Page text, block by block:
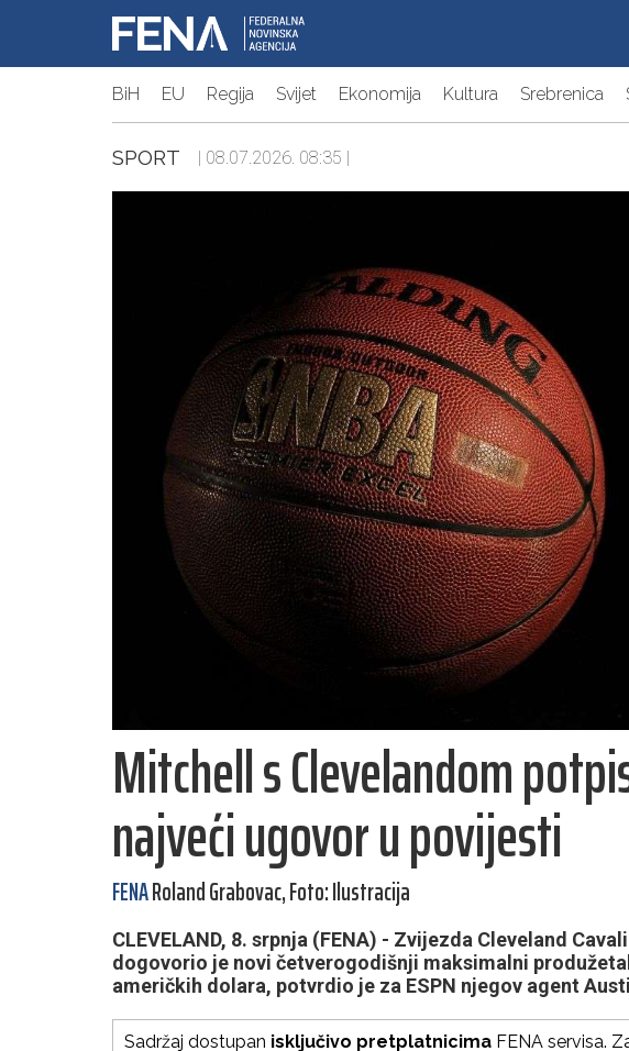
BiH EU Regija Svijet Ekonomija Kultura Srebrenica
SPORT | 08.07.2026. 08:35 |
Mitchell s Clevelandom
najveći ugovor u povijesti
FENARoland Grabovac, Foto: Ilustracija
CLEVELAND, 8. srpnja (FENA) - Zvijezda Cleveland
dogovorio je novi četverogodišnji maksimalni
američkih dolara, potvrdio je za ESPN njegov agent
Sadržaj dostupan isključivo pretplatnicima FENA servisa.